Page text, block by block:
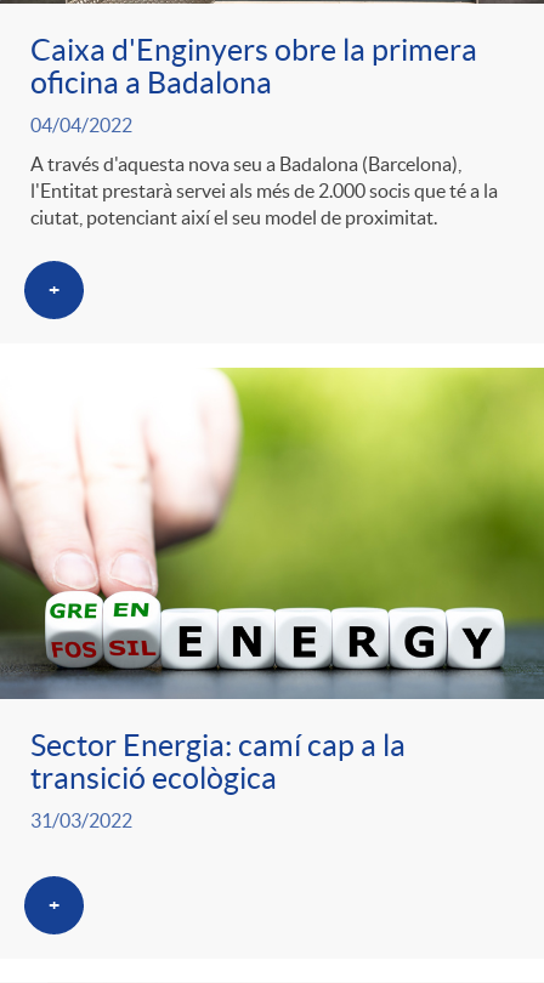
Caixa d'Enginyers obre la primera
oficina a Badalona
04/04/2022
A través d'aquesta nova seu a Badalona (Barcelona),
l'Entitat prestarà servei als més de 2.000 socis que té a la
ciutat, potenciant així el seu model de proximitat.
+
Sector Energia: camí cap a la
transició ecològica
31/03/2022
+